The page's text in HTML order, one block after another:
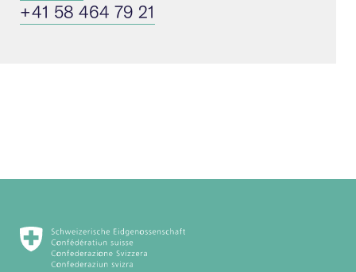
+41 58 464 79 21